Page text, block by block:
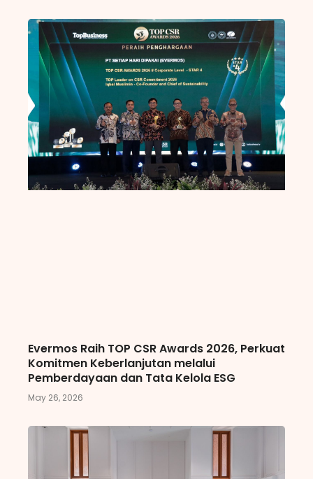
Evermos Raih TOP CSR Awards 2026, Perkuat
Komitmen Keberlanjutan melalui
Pemberdayaan dan Tata Kelola ESG
May 26, 2026